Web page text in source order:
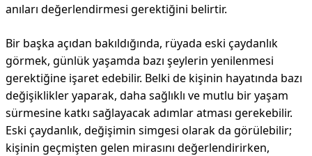
anıları değerlendirmesi gerektiğini belirtir.
Bir başka açıdan bakıldığında, rüyada eski çaydanlık
görmek, günlük yaşamda bazı şeylerin yenilenmesi
gerektiğine işaret edebilir. Belki de kişinin hayatında bazı
değişiklikler yaparak, daha sağlıklı ve mutlu bir yaşam
sürmesine katkı sağlayacak adımlar atması gerekebilir.
Eski çaydanlık, değişimin simgesi olarak da görülebilir;
kişinin geçmişten gelen mirasını değerlendirirken,